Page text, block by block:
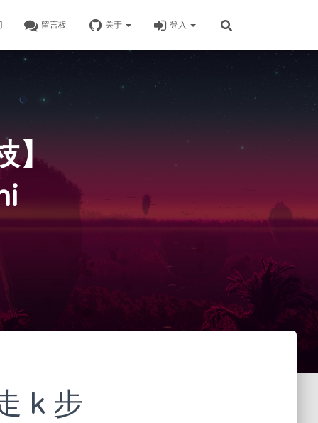
留言板 关于 登入
】
k 步